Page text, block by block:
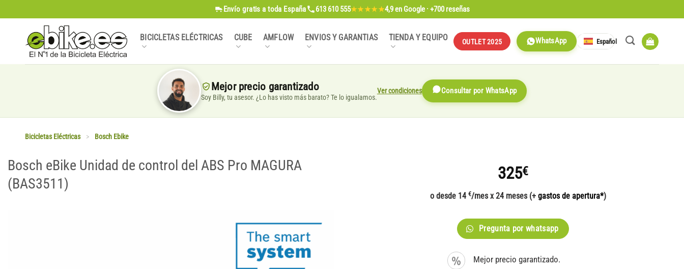
al
contenido
Envío gratis a toda España 613 610 555★★★★★4,9en Google · +700 reseñas
BICICLETAS ELÉCTRICAS CUBE AMFLOW ENVIOS Y GARANTIAS TIENDA Y EQUIPO OUTLET 2025 WhatsApp Español
Mejor precio garantizado
Soy Billy, tu asesor. ¿Lo has visto más barato? Te lo igualamos.
Ver condiciones Consultar por WhatsApp
Bicicletas Eléctricas > Bosch Ebike
Bosch eBike Unidad de control del ABS Pro MAGURA
(BAS3511)
325€
o desde 14 €/mes x 24 meses (+ gastos de apertura*)
Pregunta por whatsapp
Mejor precio garantizado.